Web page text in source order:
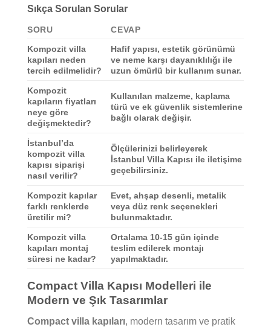
Sıkça Sorulan Sorular
SORU
CEVAP
Kompozit villa
kapıları neden
tercih edilmelidir?
Hafif yapısı, estetik görünümü
ve neme karşı dayanıklılığı ile
uzun ömürlü bir kullanım sunar.
Kompozit
kapıların fiyatları
neye göre
değişmektedir?
Kullanılan malzeme, kaplama
türü ve ek güvenlik sistemlerine
bağlı olarak değişir.
İstanbul’da
kompozit villa
kapısı siparişi
nasıl verilir?
Ölçülerinizi belirleyerek
İstanbul Villa Kapısı ile iletişime
geçebilirsiniz.
Kompozit kapılar
farklı renklerde
üretilir mi?
Evet, ahşap desenli, metalik
veya düz renk seçenekleri
bulunmaktadır.
Kompozit villa
kapıları montaj
süresi ne kadar?
Ortalama 10-15 gün içinde
teslim edilerek montajı
yapılmaktadır.
Compact Villa Kapısı Modelleri ile
Modern ve Şık Tasarımlar
Compact villa kapıları, modern tasarım ve pratik